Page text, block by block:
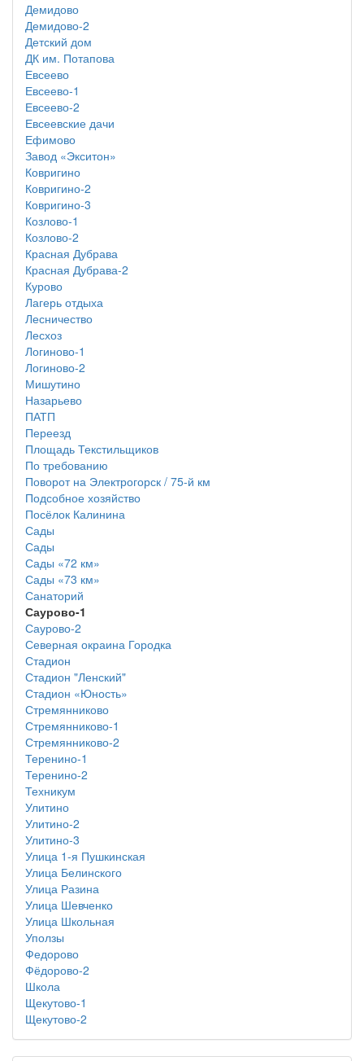
Демидово
Демидово-2
Детский дом
ДК им. Потапова
Евсеево
Евсеево-1
Евсеево-2
Евсеевские дачи
Ефимово
Завод «Экситон»
Ковригино
Ковригино-2
Ковригино-3
Козлово-1
Козлово-2
Красная Дубрава
Красная Дубрава-2
Курово
Лагерь отдыха
Лесничество
Лесхоз
Логиново-1
Логиново-2
Мишутино
Назарьево
ПАТП
Переезд
Площадь Текстильщиков
По требованию
Поворот на Электрогорск / 75-й км
Подсобное хозяйство
Посёлок Калинина
Сады
Сады
Сады «72 км»
Сады «73 км»
Санаторий
Саурово-1
Саурово-2
Северная окраина Городка
Стадион
Стадион "Ленский"
Стадион «Юность»
Стремянниково
Стремянниково-1
Стремянниково-2
Теренино-1
Теренино-2
Техникум
Улитино
Улитино-2
Улитино-3
Улица 1-я Пушкинская
Улица Белинского
Улица Разина
Улица Шевченко
Улица Школьная
Уползы
Федорово
Фёдорово-2
Школа
Щекутово-1
Щекутово-2